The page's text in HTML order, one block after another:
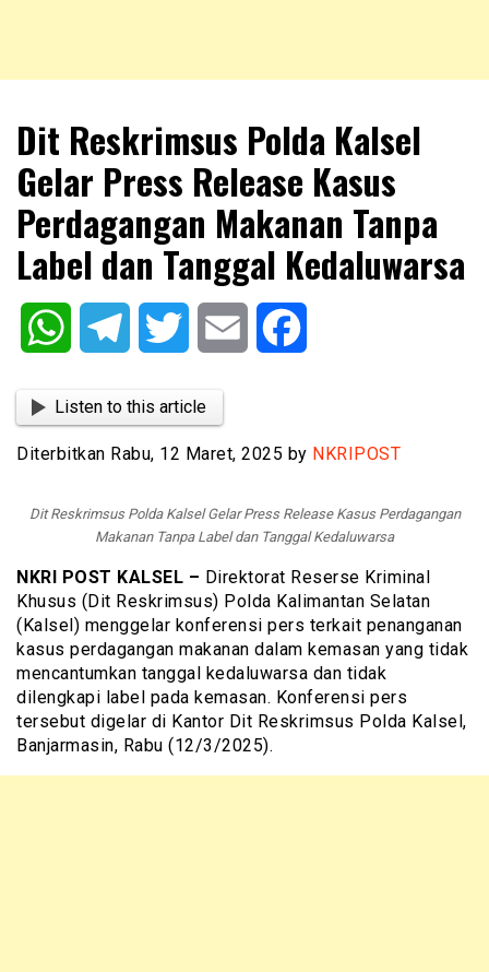
NKRIPOST
Dit Reskrimsus Polda Kalsel
Gelar Press Release Kasus
Perdagangan Makanan Tanpa
Label dan Tanggal Kedaluwarsa
WhatsAppTelegram Twitter Email
Listen to this article
Diterbitkan Rabu, 12 Maret, 2025 by NKRIPOST
Dit Reskrimsus Polda Kalsel Gelar Press Release Kasus Perdagangan
Makanan Tanpa Label dan Tanggal Kedaluwarsa
NKRI POST KALSEL – Direktorat Reserse Kriminal
Khusus (Dit Reskrimsus) Polda Kalimantan Selatan
(Kalsel) menggelar konferensi pers terkait penanganan
kasus perdagangan makanan dalam kemasan yang tidak
mencantumkan tanggal kedaluwarsa dan tidak
dilengkapi label pada kemasan. Konferensi pers
tersebut digelar di Kantor Dit Reskrimsus Polda Kalsel,
Banjarmasin, Rabu (12/3/2025).